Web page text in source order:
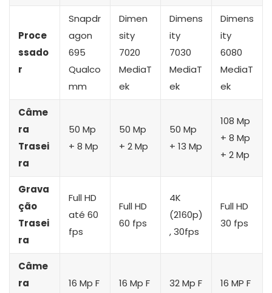
Proce
ssado
r
Snapdr
agon
695
Qualco
mm
Dimen
sity
7020
MediaT
ek
Dimens
ity
7030
MediaT
ek
Dimens
ity
6080
MediaT
ek
Câme
ra
Trasei
ra
50 Mp
+ 8 Mp
50 Mp
+ 2 Mp
50 Mp
+ 13 Mp
108 Mp
+ 8 Mp
+ 2 Mp
Grava
ção
Trasei
ra
Full HD
até 60
fps
Full HD
60 fps
4K
(2160p)
, 30fps
Full HD
30 fps
Câme
ra
16 Mp F
16 Mp F
32 Mp F
16 MP F